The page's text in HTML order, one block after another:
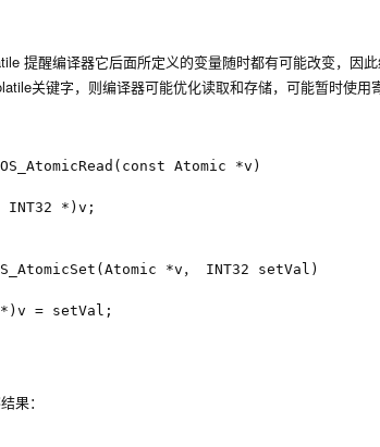
提醒编译器它后面所定义的变量随时都有可能改变，因
关键字，则编译器可能优化读取和存储，可能暂时使
Atomic *v)
INT32 *)v;
*v， INT32 setVal)
= setVal;
果：